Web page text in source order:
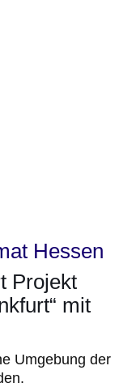
Hessen
Projekt
mit
Umgebung der